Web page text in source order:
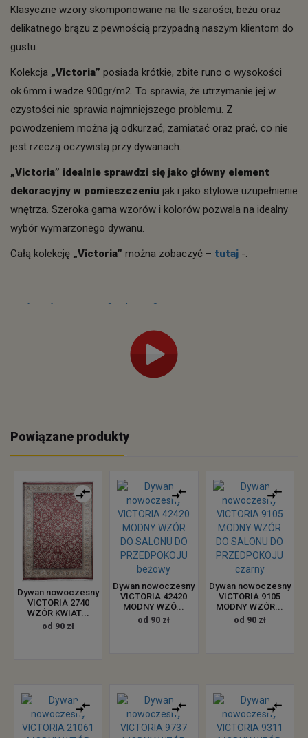
Klasyczne wzory skomponowane na tle szarości, beżu oraz
delikatnego brązu z pewnością przypadną naszym klientom do
gustu.
Kolekcja „Victoria” posiada krótkie, zbite runo o wysokości
ok.6mm i wadze 900gr/m2. To sprawia, że utrzymanie jej w
czystości nie sprawia najmniejszego problemu. Z
powodzeniem można ją odkurzać, zamiatać oraz prać, co nie
jest rzeczą oczywistą przy dywanach.
„Victoria” idealnie sprawdzi się jako główny element
dekoracyjny w pomieszczeniu jak i jako stylowe uzupełnienie
wnętrza. Szeroka gama wzorów i kolorów pozwala na idealny
wybór wymarzonego dywanu.
Całą kolekcję „Victoria” można zobaczyć – tutaj -.
Powiązane produkty
Dywan nowoczesny
VICTORIA 2740
WZÓR KWIAT...
od 90 zł
Dywan nowoczesny
VICTORIA 42420
MODNY WZÓ...
od 90 zł
Dywan nowoczesny
VICTORIA 9105
MODNY WZÓR...
od 90 zł